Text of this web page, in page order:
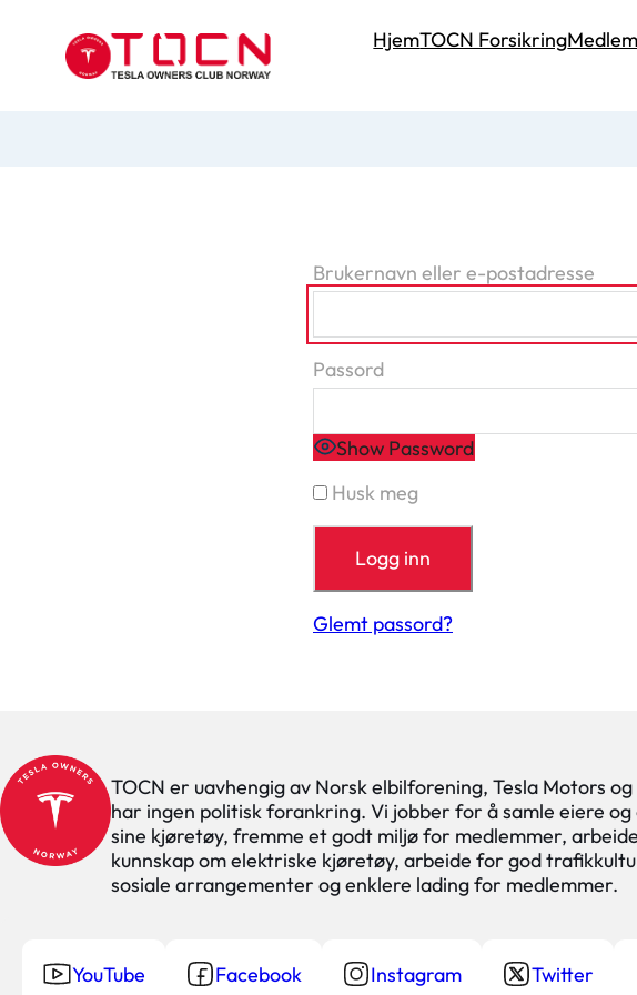
HjemTOCN Forsikring
Brukernavn eller e-postadresse
Passord
Show Password
Husk meg
Glemt passord?
TOCN er uavhengig av Norsk elbilforening, Tesla Motors
har ingen politisk forankring. Vi jobber for å samle eiere
sine kjøretøy, fremme et godt miljø for medlemmer,
kunnskap om elektriske kjøretøy, arbeide for god
sosiale arrangementer og enklere lading for medlemmer.
YouTube Facebook Instagram Twitter